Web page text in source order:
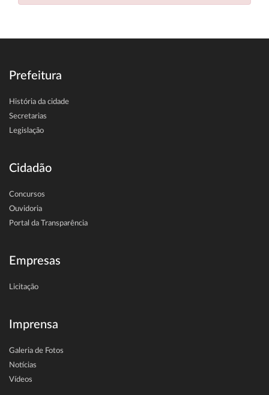
Prefeitura
História da cidade
Secretarias
Legislação
Cidadão
Concursos
Ouvidoria
Portal da Transparência
Empresas
Licitação
Imprensa
Galeria de Fotos
Notícias
Vídeos